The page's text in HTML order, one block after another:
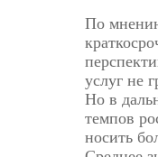
По
услуг не
Но в
темпов
носить